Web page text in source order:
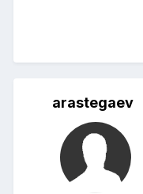
arastegaev